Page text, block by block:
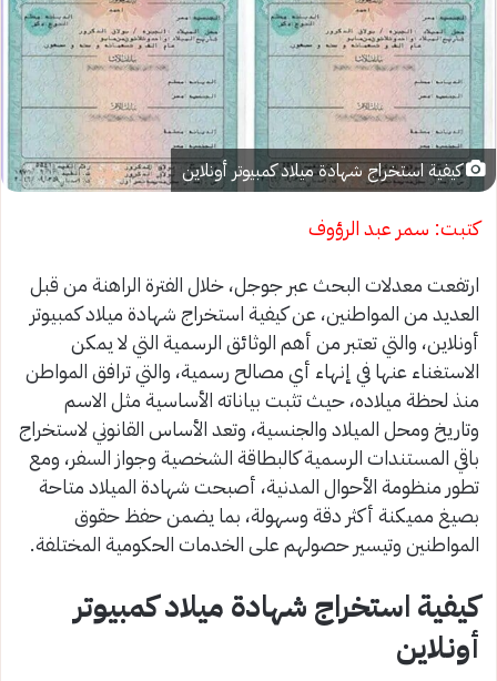
كيفية استخراج شهادة ميلاد كمبيوتر أونلاين
كتبت: سمر عبد الرؤوف
ارتفعت معدلات البحث عبر جوجل، خلال الفترة الراهنة من قبل
العديد من المواطنين، عن كيفية استخراج شهادة ميلاد كمبيوتر
أونلاين، والتي تعتبر من أهم الوثائق الرسمية التي لا يمكن
الاستغناء عنها في إنهاء أي مصالح رسمية، والتي ترافق المواطن
منذ لحظة ميلاده، حيث تثبت بياناته الأساسية مثل الاسم
وتاريخ ومحل الميلاد والجنسية، وتعد الأساس القانوني لاستخراج
باقي المستندات الرسمية كالبطاقة الشخصية وجواز السفر، ومع
تطور منظومة الأحوال المدنية، أصبحت شهادة الميلاد متاحة
بصيغ مميكنة أكثر دقة وسهولة، بما يضمن حفظ حقوق
المواطنين وتيسير حصولهم على الخدمات الحكومية المختلفة.
كيفية استخراج شهادة ميلاد كمبيوتر
أونلاين